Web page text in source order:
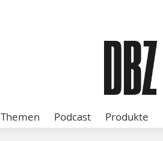
Themen Podcast Produkte